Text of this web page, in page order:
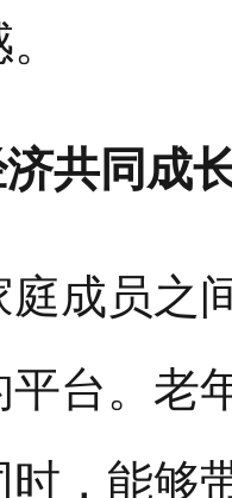
共同成
成员之
台。老
，能够